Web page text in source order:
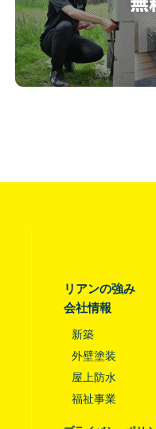
リアンの強み
会社情報
新築
外壁塗装
屋上防水
福祉事業